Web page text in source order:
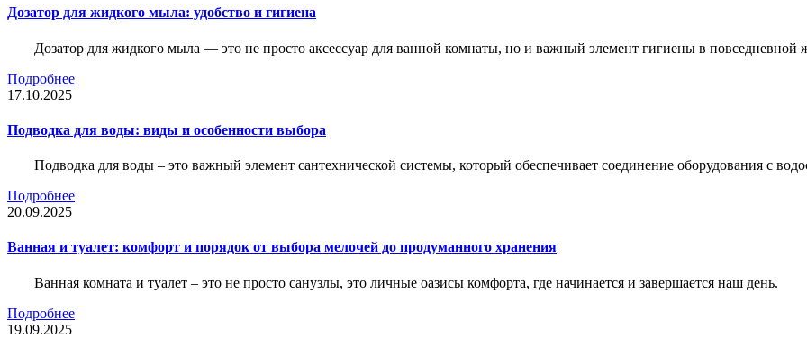
Дозатор для жидкого мыла: удобство и гигиена
Дозатор для жидкого мыла — это не просто аксессуар для ванной комнаты, но и важный элемент гигиены в повседневной
Подробнее
17.10.2025
Подводка для воды: виды и особенности выбора
Подводка для воды – это важный элемент сантехнической системы, который обеспечивает соединение оборудования с
Подробнее
20.09.2025
Ванная и туалет: комфорт и порядок от выбора мелочей до продуманного хранения
Ванная комната и туалет – это не просто санузлы, это личные оазисы комфорта, где начинается и завершается наш день.
Подробнее
19.09.2025